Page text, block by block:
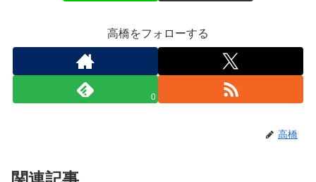
高橋をフォローする
0
高橋